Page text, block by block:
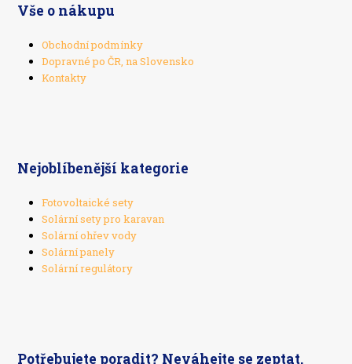
Vše o nákupu
Obchodní podmínky
Dopravné po ČR, na Slovensko
Kontakty
Nejoblíbenější kategorie
Fotovoltaické sety
Solární sety pro karavan
Solární ohřev vody
Solární panely
Solární regulátory
Potřebujete poradit? Neváhejte se zeptat.